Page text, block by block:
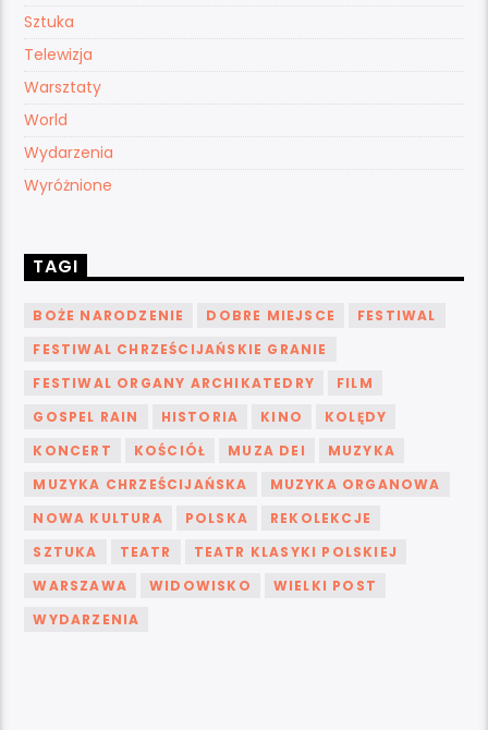
Sztuka
Telewizja
Warsztaty
World
Wydarzenia
Wyróżnione
TAGI
BOŻE NARODZENIE DOBRE MIEJSCE
FESTIWAL
FESTIWAL CHRZEŚCIJAŃSKIE GRANIE
FESTIWAL ORGANY ARCHIKATEDRY
FILM
GOSPEL RAIN
HISTORIA KINO
KOLĘDY
KONCERT
KOŚCIÓŁ MUZA DEI
MUZYKA
MUZYKA CHRZEŚCIJAŃSKA
MUZYKA ORGANOWA
NOWA KULTURA
POLSKA
REKOLEKCJE
SZTUKA
TEATR
TEATR KLASYKI POLSKIEJ
WARSZAWA
WIDOWISKO
WIELKI POST
WYDARZENIA